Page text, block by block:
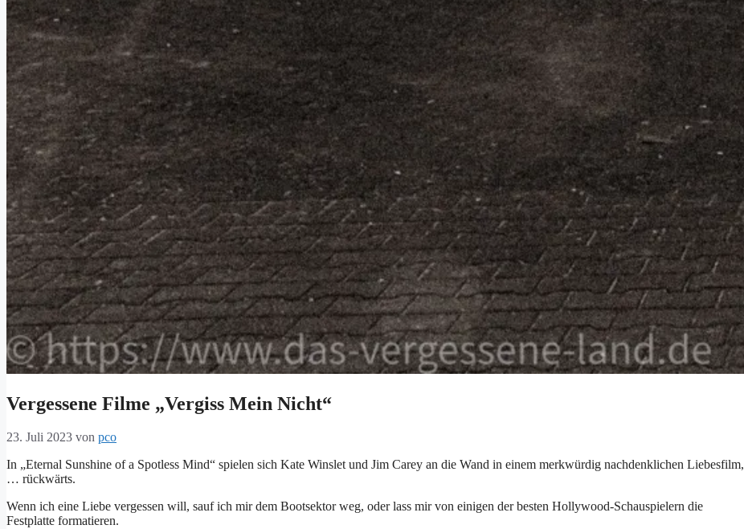
Vergessene Filme „Vergiss Mein Nicht“
23. Juli 2023 von pco
In „Eternal Sunshine of a Spotless Mind“ spielen sich Kate Winslet und Jim Carey an die Wand in einem merkwürdig nachdenklichen Liebesfilm,
… rückwärts.
Wenn ich eine Liebe vergessen will, sauf ich mir dem Bootsektor weg, oder lass mir von einigen der besten Hollywood-Schauspielern die
Festplatte formatieren.